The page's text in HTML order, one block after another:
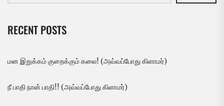
RECENT POSTS
மன இறுக்கம் குறைக்கும் கலை! (அவ்வப்போது கிளாமர்)
நீ பாதி நான் பாதி!! (அவ்வப்போது கிளாமர்)